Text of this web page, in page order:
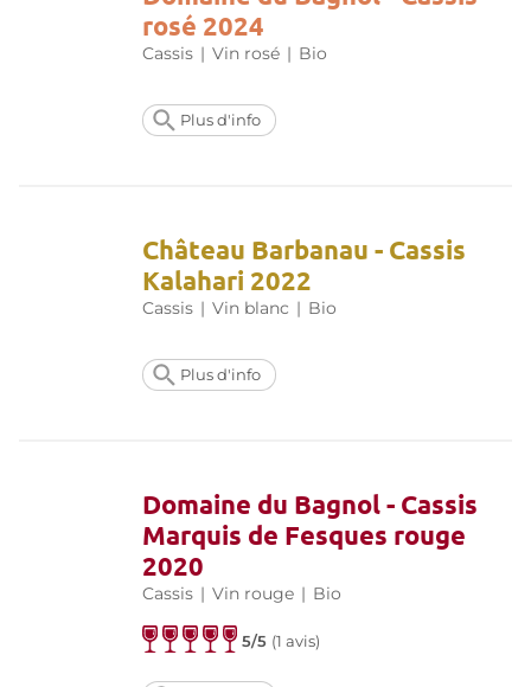
rosé 2024
Cassis | Vin rosé | Bio
Plus d'info
Château Barbanau - Cassis
Kalahari 2022
Cassis | Vin blanc | Bio
Plus d'info
Domaine du Bagnol - Cassis
Marquis de Fesques rouge
2020
Cassis | Vin rouge | Bio
5/5 (1 avis)